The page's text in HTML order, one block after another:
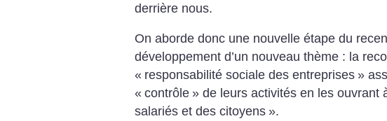
derrière nous.
On aborde donc une nouvelle étape du
développement d’un nouveau thème : la
« responsabilité sociale des entreprises »
« contrôle » de leurs activités en les ouvrant
salariés et des citoyens ».